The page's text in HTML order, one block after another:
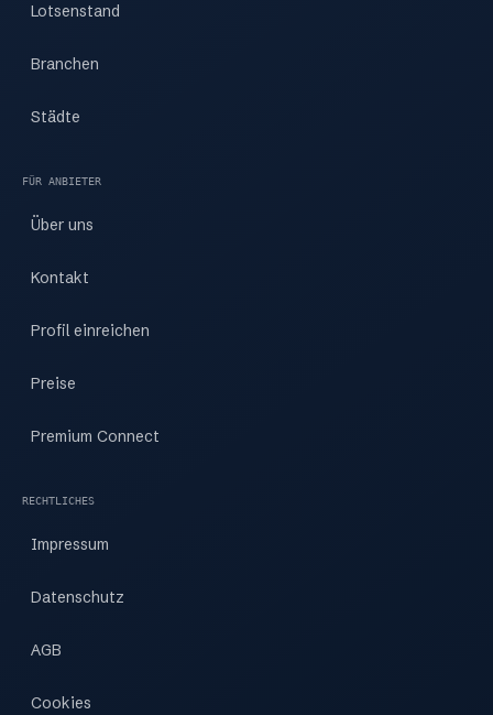
Lotsenstand
Branchen
Städte
FÜR ANBIETER
Über uns
Kontakt
Profil einreichen
Preise
Premium Connect
RECHTLICHES
Impressum
Datenschutz
AGB
Cookies